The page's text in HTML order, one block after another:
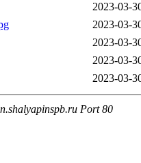
2023-03-
2023-03-
2023-03-
2023-03-
2023-03-
Port 80